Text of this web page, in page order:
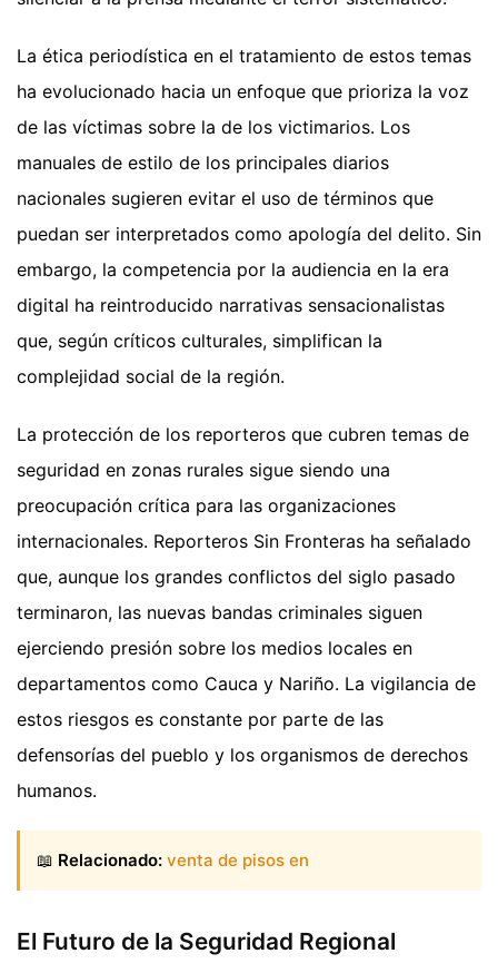
La ética periodística en el tratamiento de estos temas
ha evolucionado hacia un enfoque que prioriza la voz
de las víctimas sobre la de los victimarios. Los
manuales de estilo de los principales diarios
nacionales sugieren evitar el uso de términos que
puedan ser interpretados como apología del delito. Sin
embargo, la competencia por la audiencia en la era
digital ha reintroducido narrativas sensacionalistas
que, según críticos culturales, simplifican la
complejidad social de la región.
La protección de los reporteros que cubren temas de
seguridad en zonas rurales sigue siendo una
preocupación crítica para las organizaciones
internacionales. Reporteros Sin Fronteras ha señalado
que, aunque los grandes conflictos del siglo pasado
terminaron, las nuevas bandas criminales siguen
ejerciendo presión sobre los medios locales en
departamentos como Cauca y Nariño. La vigilancia de
estos riesgos es constante por parte de las
defensorías del pueblo y los organismos de derechos
humanos.
📖 Relacionado: venta de pisos en
El Futuro de la Seguridad Regional